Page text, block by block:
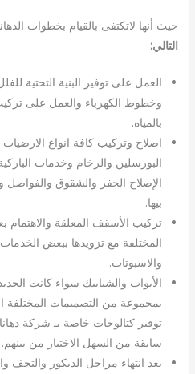
حيث أنها لاتكتفى بالقيام بخطوات
التالي:
العمل على توفير البنية التحتية
وخطوط الكهرباء والعمل على
بالمياه.
اصلاح وتركيب كافة انواع
البورسلين والرخام وخدمات
الإصلاح الحفر والشقوق
بيها.
تركيب الأسقف المعلقة والاهتمام
المختلفة مع تزويدها ببعض
والاسبوتات.
الأبواب والشبابيك سواء كانت
بمجموعة من التصميمات
توفير كتالوجات خاصة بـ شركة
سابقة من السهل الاختيار من بينهم.
بعد انتهاء مراحل الديكور والتحف